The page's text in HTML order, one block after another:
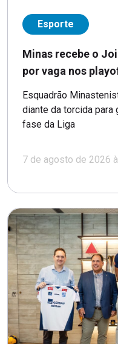
Esporte
Minas recebe o
por vaga nos
Esquadrão
diante da torcida para
fase da Liga
7 de agosto de 2026